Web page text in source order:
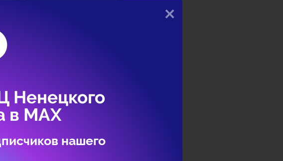
×
Ненецкого
в МАХ
нашего